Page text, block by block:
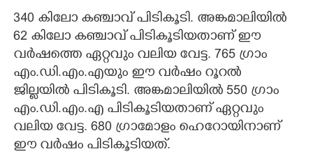
340 കിലോ കഞ്ചാവ് പിടികൂടി. അങ്കമാലിയിൽ
62 കിലോ കഞ്ചാവ് പിടികൂടിയതാണ് ഈ
വർഷത്തെ ഏറ്റവും വലിയ വേട്ട. 765 ഗ്രാം
എം.ഡി.എം.എയും ഈ വർഷം റൂറൽ
ജില്ലയിൽ പിടികൂടി. അങ്കമാലിയിൽ 550 ഗ്രാം
എം.ഡി.എം.എ പിടികൂടിയതാണ് ഏറ്റവും
വലിയ വേട്ട. 680 ഗ്രാമോളം ഹെറോയിനാണ്
ഈ വർഷം പിടികൂടിയത്.